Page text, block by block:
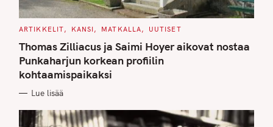
C
T
E
G
O
R
I
S
ARTIKKELIT KANSI MATKALLA UUTISET
Thomas Zilliacus ja Saimi Hoyer aikovat nostaa
Punkaharjun korkean profiilin
kohtaamispaikaksi
Lue lisää